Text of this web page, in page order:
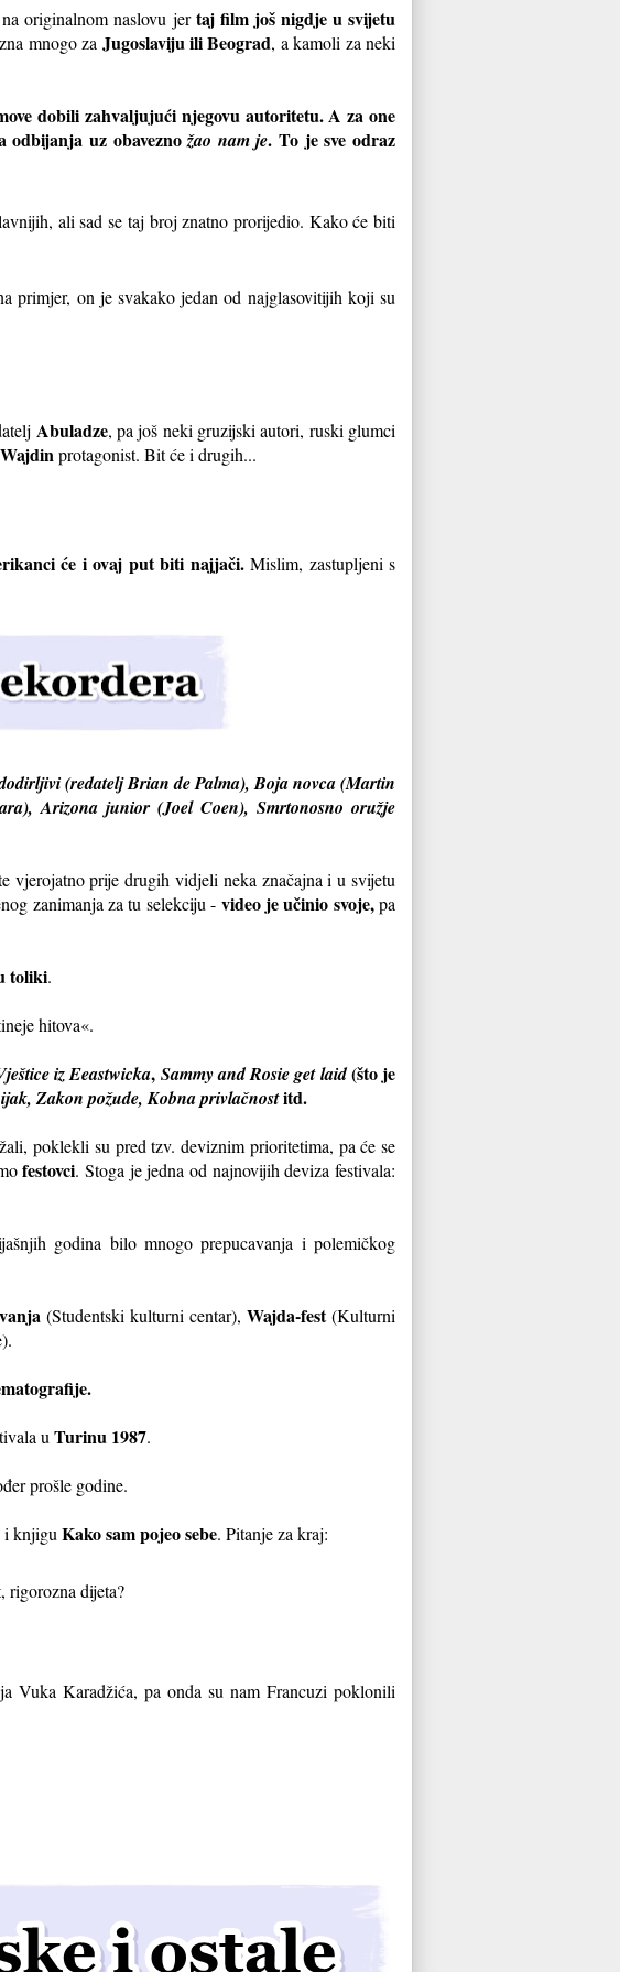
originalnom naslovu jertaj film još nigdje u svijetu
mnogo za Jugoslaviju ili Beograd, a kamoli za neki
dobili zahvaljujući njegovu autoritetu. A za one
odbijanja uz obaveznožao nam je. To je sve odraz
ali sad se taj broj znatno prorijedio. Kako će biti
primjer, on je svakako jedan od najglasovitijih koji su
Abuladze, pa još neki gruzijski autori, ruski glumci
Wajdin protagonist. Bit će i drugih...
će i ovaj put biti najjači.Mislim, zastupljeni s
(redatelj Brian de Palma), Boja novca (Martin
Arizona junior (Joel Coen), Smrtonosno oružje
vjerojatno prije drugih vidjeli neka značajna i u svijetu
zanimanja za tu selekciju - video je učinio svoje,pa
toliki.
hitova«.
iz Eeastwicka, Sammy and Rosie get laid(što je
Zakon požude, Kobna privlačnostitd.
poklekli su pred tzv. deviznim prioritetima, pa će se
festovci. Stoga je jedna od najnovijih deviza festivala:
godina bilo mnogo prepucavanja i polemičkog
(Studentski kulturni centar), Wajda-fest(Kulturni
u Turinu 1987.
prošle godine.
i knjigu Kako sam pojeo sebe. Pitanje za kraj:
rigorozna dijeta?
Vuka Karadžića, pa onda su nam Francuzi poklonili